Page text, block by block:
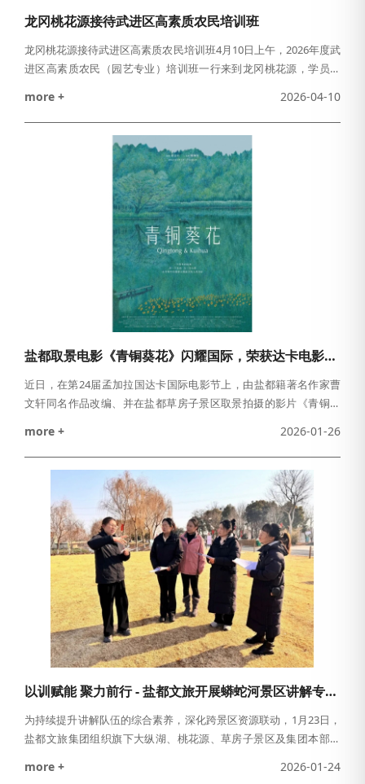
龙冈桃花源接待武进区高素质农民培训班
龙冈桃花源接待武进区高素质农民培训班4月10日上午，2026年度武
进区高素质农民（园艺专业）培训班一行来到龙冈桃花源，学员们
地块。培训班学员在景区技术人员的带领下，游览了景区并实地观
摩了与省农科院的合作地块。学员们就品种选育、树形管理、套种
技术等问题与景区技术团队进行了深入交流，对景区给予高度评
价。龙冈桃花源依托始建于上世纪50年代的万亩果
more + 2026-04-10
盐都取景电影《青铜葵花》闪耀国际，荣获达卡电影节“最佳儿童片”奖！
近日，在第24届孟加拉国达卡国际电影节上，由盐都籍著名作家曹
文轩同名作品改编、并在盐都草房子景区取景拍摄的影片《青铜葵
奖。《青铜葵花》以盐都大地为背景，通过纯真视角讲述了一个关
于坚韧、温暖与成长的故事。影片中熟悉的草房子、水乡场景与田
园风光，不仅生动呈现了盐都独特的自然风貌与乡土情怀，也以真
挚的情感触动了国际观众，成为盐都文旅形象通过光影
more + 2026-01-26
以训赋能 聚力前行 - 盐都文旅开展蟒蛇河景区讲解专项培训
为持续提升讲解队伍的综合素养，深化跨景区资源联动，1月23日，
盐都文旅集团组织旗下大纵湖、桃花源、草房子景区及集团本部的
专项培训。以实操锤炼专业本领，以交流碰撞思维火花，这不仅是
more + 2026-01-24